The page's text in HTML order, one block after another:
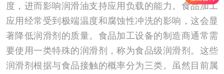
度，进而影响润滑油支持应用负载的能力。食品加工
应用经常受到极端温度和腐蚀性冲洗的影响，这会显
著降低润滑剂的质量。食品加工设备的制造商通常需
要使用一类特殊的润滑剂，称为食品级润滑剂。这些
润滑剂根据与食品接触的概率分为三类。虽然目前属